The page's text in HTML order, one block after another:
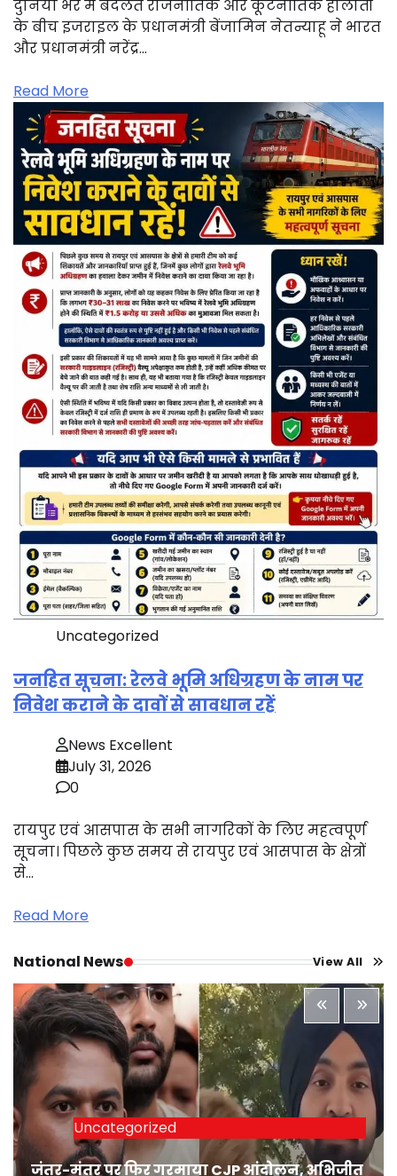
दुनिया भर में बदलते राजनीतिक और कूटनीतिक हालातों
के बीच इजराइल के प्रधानमंत्री बेंजामिन नेतन्याहू ने भारत
और प्रधानमंत्री नरेंद्र…
Read More
Uncategorized
जनहित सूचना: रेलवे भूमि अधिग्रहण के नाम पर
निवेश कराने के दावों से सावधान रहें
News Excellent
July 31, 2026
0
रायपुर एवं आसपास के सभी नागरिकों के लिए महत्वपूर्ण
सूचना। पिछले कुछ समय से रायपुर एवं आसपास के क्षेत्रों
से…
Read More
National News View All
Uncategorized
जंतर-मंतर पर फिर गरमाया CJP आंदोलन, अभिजीत